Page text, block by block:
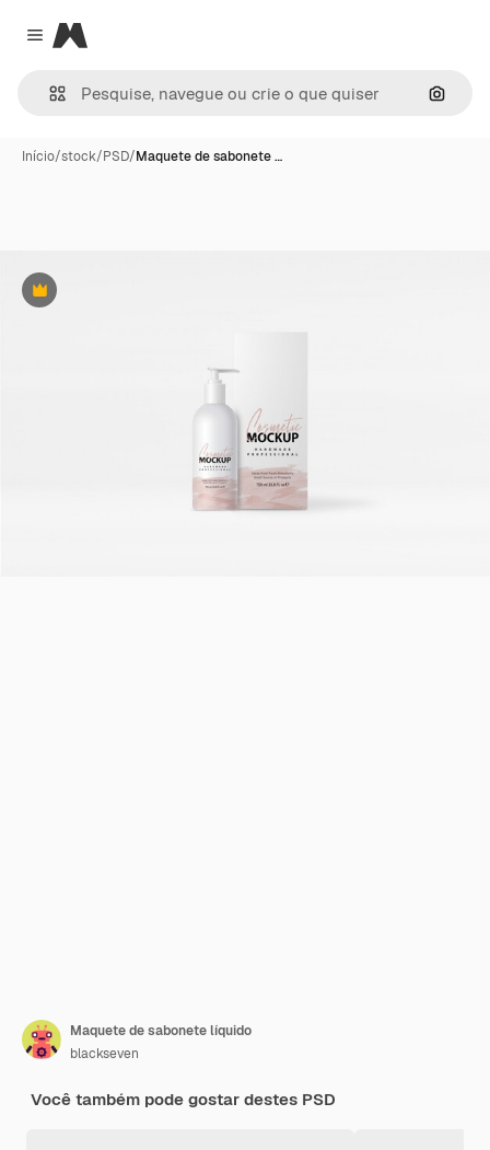
Close menu
Magnific
Início/stock/PSD/Maquete de sabonete …
Premium
Maquete de sabonete líquido
blackseven
Você também pode gostar destes PSD